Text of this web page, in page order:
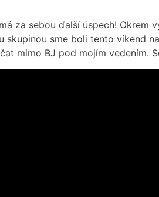
za sebou ďalší úspech! Okrem
skupinou sme boli tento víkend
mimo BJ pod mojím vedením.